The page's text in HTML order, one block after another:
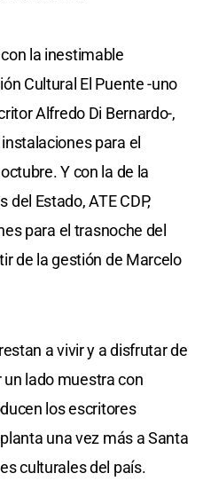
la inestimable
Cultural El Puente -uno
Alfredo Di Bernardo-,
para el
Y con la de la
Estado, ATE CDP,
para el trasnoche del
de la gestión de Marcelo
a vivir y a disfrutar de
lado muestra con
los escritores
una vez más a Santa
culturales del país.